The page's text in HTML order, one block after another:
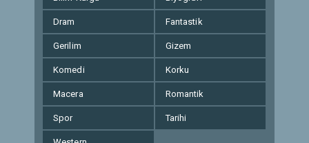
Dram Fantastik
Gerilim Gizem
Komedi Korku
Macera Romantik
Spor Tarihi